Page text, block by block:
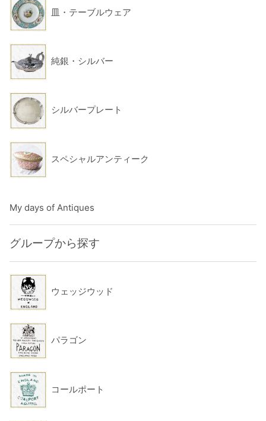
皿・テーブルウェア
純銀・シルバー
シルバープレート
スペシャルアンティーク
My days of Antiques
グループから探す
ウェッジウッド
パラゴン
コールポート